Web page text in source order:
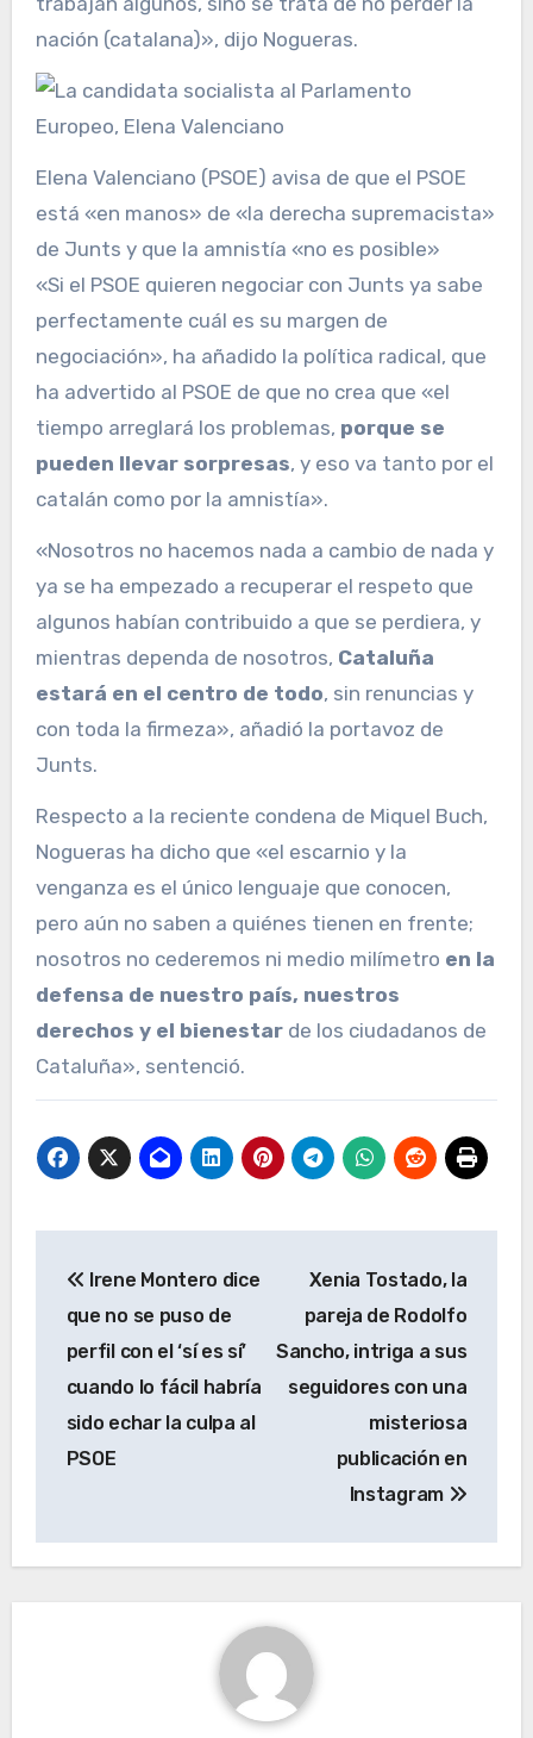
nación (catalana)», dijo Nogueras.
Elena Valenciano (PSOE) avisa de que el PSOE
está «en manos» de «la derecha supremacista»
de Junts y que la amnistía «no es posible»
«Si el PSOE quieren negociar con Junts ya sabe
perfectamente cuál es su margen de
negociación», ha añadido la política radical, que
ha advertido al PSOE de que no crea que «el
tiempo arreglará los problemas, porque se
pueden llevar sorpresas, y eso va tanto por el
catalán como por la amnistía».
«Nosotros no hacemos nada a cambio de nada y
ya se ha empezado a recuperar el respeto que
algunos habían contribuido a que se perdiera, y
mientras dependa de nosotros, Cataluña
estará en el centro de todo, sin renuncias y
con toda la firmeza», añadió la portavoz de
Junts.
Respecto a la reciente condena de Miquel Buch,
Nogueras ha dicho que «el escarnio y la
venganza es el único lenguaje que conocen,
pero aún no saben a quiénes tienen en frente;
nosotros no cederemos ni medio milímetro en la
defensa de nuestro país, nuestros
derechos y el bienestarde los ciudadanos de
Cataluña», sentenció.
de
entradas
Irene Montero dice
que no se puso de
perfil con el ‘sí es sí’
cuando lo fácil habría
sido echar la culpa al
PSOE
Xenia Tostado, la
pareja de Rodolfo
Sancho, intriga a sus
seguidores con una
misteriosa
publicación en
Instagram